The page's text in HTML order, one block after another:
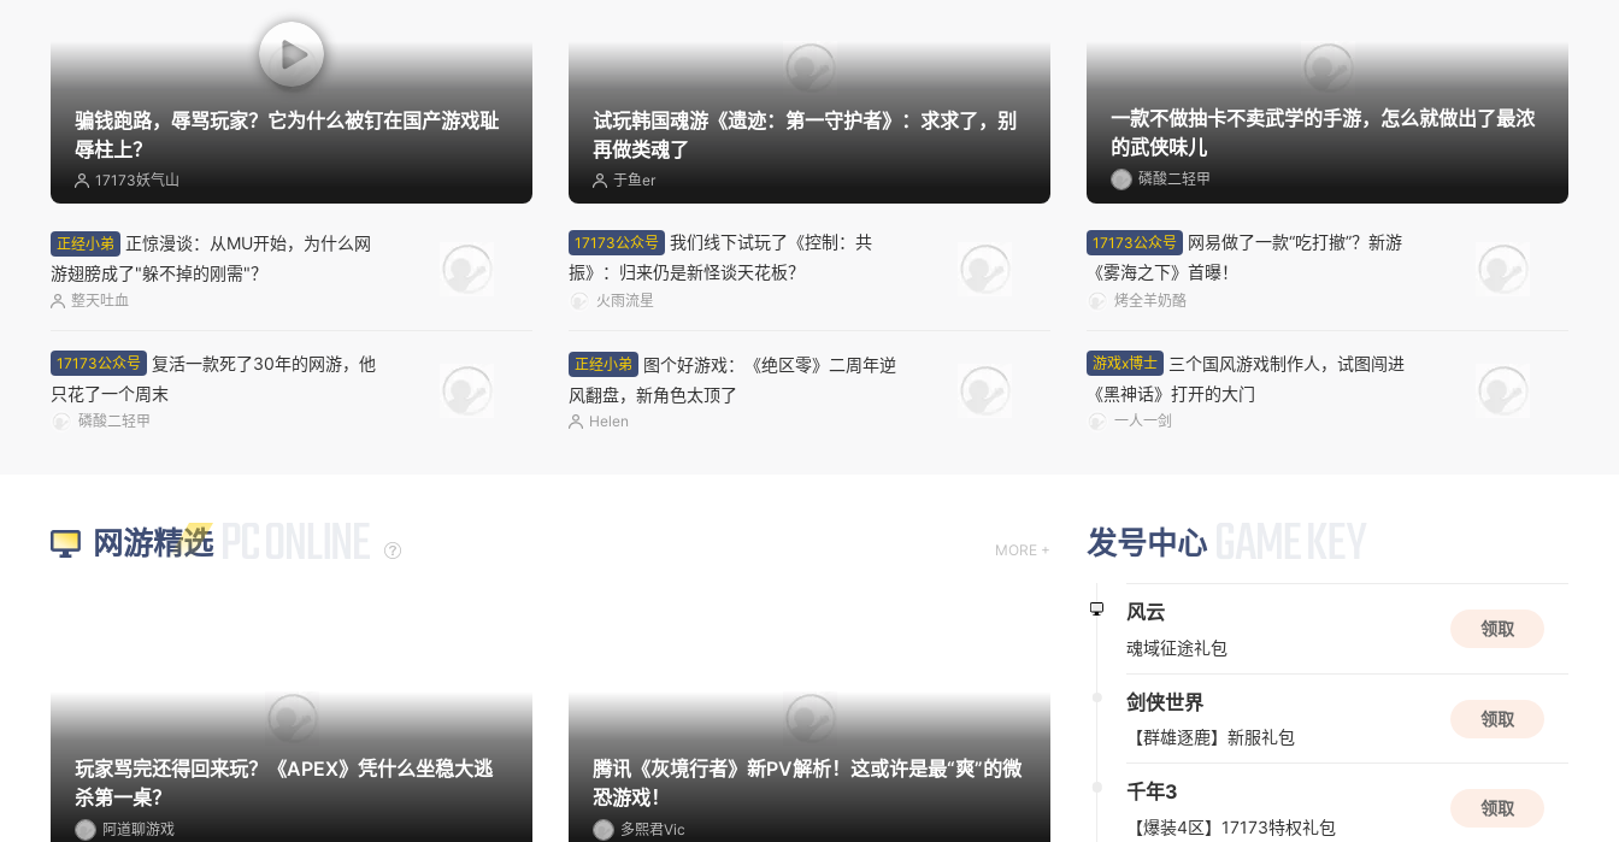
公测
盗墓笔记：启程
08/12周三
苍翼：混沌效应
诺亚传说口袋版
养成
骗钱跑路，辱骂玩家？它为什么被钉在国产游戏耻
辱柱上？
17173妖气山
试玩韩国魂游《遗迹：第一守护者》：求求了，别
再做类魂了
于鱼er
一款不做抽卡不卖武学的手游，怎么就做出了最浓
的武侠味儿
磷酸二轻甲
正经小弟
正惊漫谈：从MU开始，为什么网
游翅膀成了"躲不掉的刚需"？
整天吐血
17173公众号
我们线下试玩了《控制：共
振》：归来仍是新怪谈天花板？
火雨流星
17173公众号
网易做了一款“吃打撤”？新游
《雾海之下》首曝！
烤全羊奶酪
17173公众号
复活一款死了30年的网游，他
只花了一个周末
磷酸二轻甲
正经小弟
图个好游戏：《绝区零》二周年逆
风翻盘，新角色太顶了
Helen
游戏x博士
三个国风游戏制作人，试图闯进
《黑神话》打开的大门
一人一剑
网游精选 MORE +
玩家骂完还得回来玩？《APEX》凭什么坐稳大逃
杀第一桌？
阿道聊游戏
腾讯《灰境行者》新PV解析！这或许是最“爽”的微
恐游戏！
多熙君Vic
发号中心
风云
魂域征途礼包
领取
剑侠世界
【群雄逐鹿】新服礼包
领取
千年3
【爆装4区】17173特权礼包
领取